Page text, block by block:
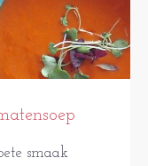
smaak